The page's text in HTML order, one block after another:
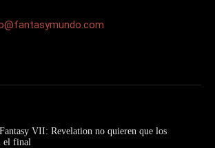
VII: Revelation no quieren que los
el final